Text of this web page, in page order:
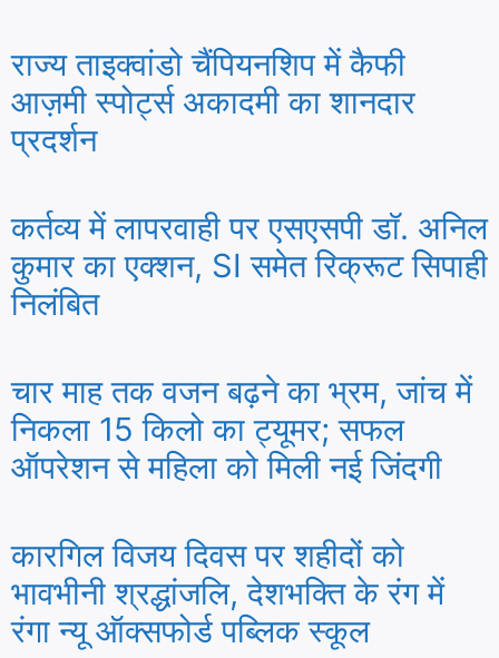
राज्य ताइक्वांडो चैंपियनशिप में कैफी
आज़मी स्पोर्ट्स अकादमी का शानदार
प्रदर्शन
कर्तव्य में लापरवाही पर एसएसपी डॉ. अनिल
कुमार का एक्शन, SI समेत रिक्रूट सिपाही
निलंबित
चार माह तक वजन बढ़ने का भ्रम, जांच में
निकला 15 किलो का ट्यूमर; सफल
ऑपरेशन से महिला को मिली नई जिंदगी
कारगिल विजय दिवस पर शहीदों को
भावभीनी श्रद्धांजलि, देशभक्ति के रंग में
रंगा न्यू ऑक्सफोर्ड पब्लिक स्कूल